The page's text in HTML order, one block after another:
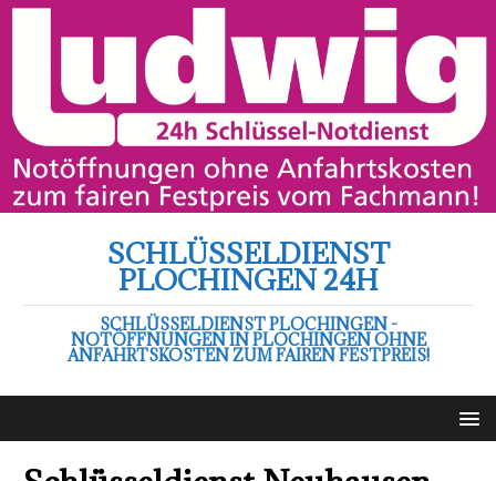
SCHLÜSSELDIENST
PLOCHINGEN 24H
SCHLÜSSELDIENST PLOCHINGEN -
NOTÖFFNUNGEN IN PLOCHINGEN OHNE
ANFAHRTSKOSTEN ZUM FAIREN FESTPREIS!